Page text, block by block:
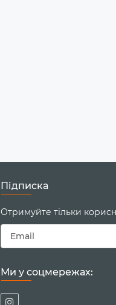
Підписка
Отримуйте тільки
Ми у соцмережах: